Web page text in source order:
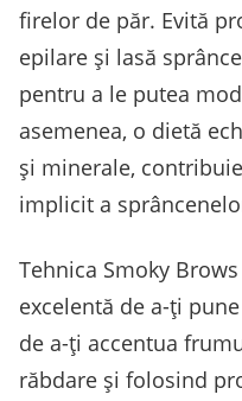
firelor de păr. Evită
epilare și lasă
pentru a le putea
asemenea, o dietă
și minerale,
implicit a
Tehnica Smoky
excelentă de a-ți
de a-ți accentua
răbdare și folosind